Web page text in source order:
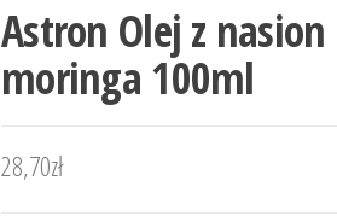
Astron Olej z nasion
moringa 100ml
28,70zł